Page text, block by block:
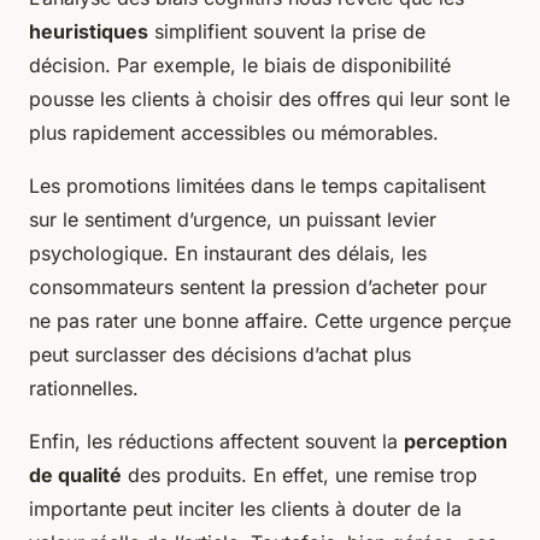
heuristiques simplifient souvent la prise de
décision. Par exemple, le biais de disponibilité
pousse les clients à choisir des offres qui leur sont le
plus rapidement accessibles ou mémorables.
Les promotions limitées dans le temps capitalisent
sur le sentiment d’urgence, un puissant levier
psychologique. En instaurant des délais, les
consommateurs sentent la pression d’acheter pour
ne pas rater une bonne affaire. Cette urgence perçue
peut surclasser des décisions d’achat plus
rationnelles.
Enfin, les réductions affectent souvent la perception
de qualité des produits. En effet, une remise trop
importante peut inciter les clients à douter de la